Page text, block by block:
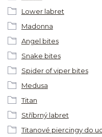
Lower labret
Madonna
Angel bites
Snake bites
Spider of viper bites
Medusa
Titan
Stříbrný labret
Titanové piercingy do